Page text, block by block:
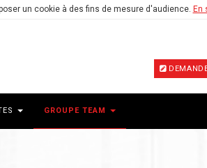
un cookie à des fins de mesure d'audience. En
GROUPE TEAM